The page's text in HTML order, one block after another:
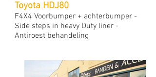
Toyota HDJ80
F4X4 Voorbumper + achterbumper -
Side steps in heavy Duty liner -
Antiroest behandeling